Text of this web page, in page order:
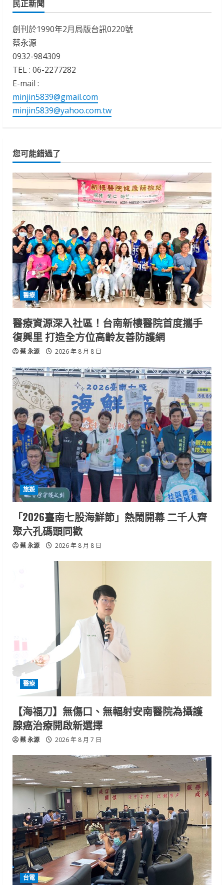
民正新聞
創刊於1990年2月局版台訊0220號
蔡永源
0932-984309
TEL : 06-2277282
E-mail :
minjin5839@gmail.com
minjin5839@yahoo.com.tw
您可能錯過了
醫療
醫療資源深入社區！台南新樓醫院首度攜手
復興里 打造全方位高齡友善防護網
蔡 永源 2026 年 8 月 8 日
旅遊
「2026臺南七股海鮮節」熱鬧開幕 二千人齊
聚六孔碼頭同歡
蔡 永源 2026 年 8 月 8 日
醫療
【海福刀】無傷口、無輻射安南醫院為攝護
腺癌治療開啟新選擇
蔡 永源 2026 年 8 月 7 日
台電